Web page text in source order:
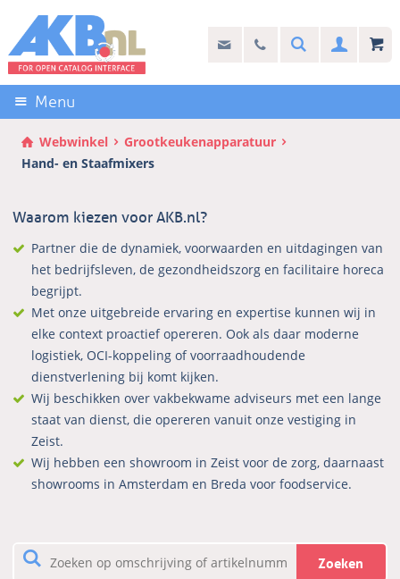
links
over
Direct
naar
de
inhoud
Direct
hoofdmenu
info@akb.nl
Stel uw vraag
030 69 50 814Search
Menu
Webwinkel
Grootkeukenapparatuur
Hand- en Staafmixers
Waarom kiezen voor AKB.nl?
Partner die de dynamiek, voorwaarden en uitdagingen van
het bedrijfsleven, de gezondheidszorg en facilitaire horeca
begrijpt.
Met onze uitgebreide ervaring en expertise kunnen wij in
elke context proactief opereren. Ook als daar moderne
logistiek, OCI-koppeling of voorraadhoudende
dienstverlening bij komt kijken.
Wij beschikken over vakbekwame adviseurs met een lange
staat van dienst, die opereren vanuit onze vestiging in
Zeist.
Wij hebben een showroom in Zeist voor de zorg, daarnaast
showrooms in Amsterdam en Breda voor foodservice.
Zoeken